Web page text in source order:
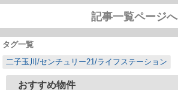
記事一覧ページへ
タグ一覧
二子玉川/センチュリー21/ライフステーション
おすすめ物件